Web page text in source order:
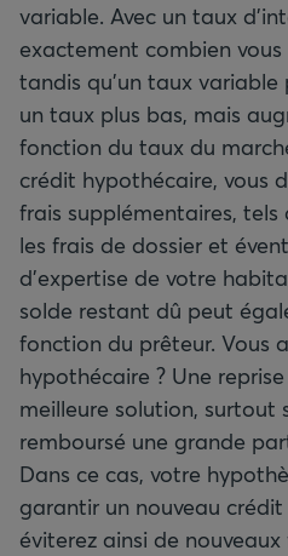
variable. Avec un taux
exactement combien
tandis qu’un taux
un taux plus bas, mais
fonction du taux du
crédit hypothécaire, vous
frais supplémentaires,
les frais de dossier et
d’expertise de votre
solde restant dû peut
fonction du prêteur. Vous
hypothécaire ? Une
meilleure solution, surtout
remboursé une grande
Dans ce cas, votre
garantir un nouveau
éviterez ainsi de